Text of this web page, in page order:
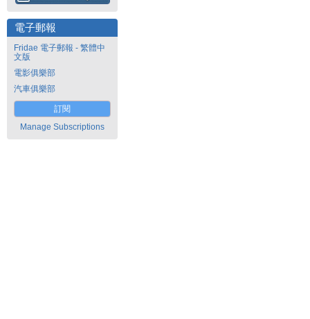
電子郵報
Fridae 電子郵報 - 繁體中
文版
電影俱樂部
汽車俱樂部
訂閱
Manage Subscriptions